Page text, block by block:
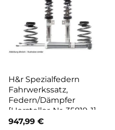
H&r Spezialfedern
Fahrwerkssatz,
Federn/Dämpfer
[Hersteller-Nr. 35819-1]
für VW
947,99 €